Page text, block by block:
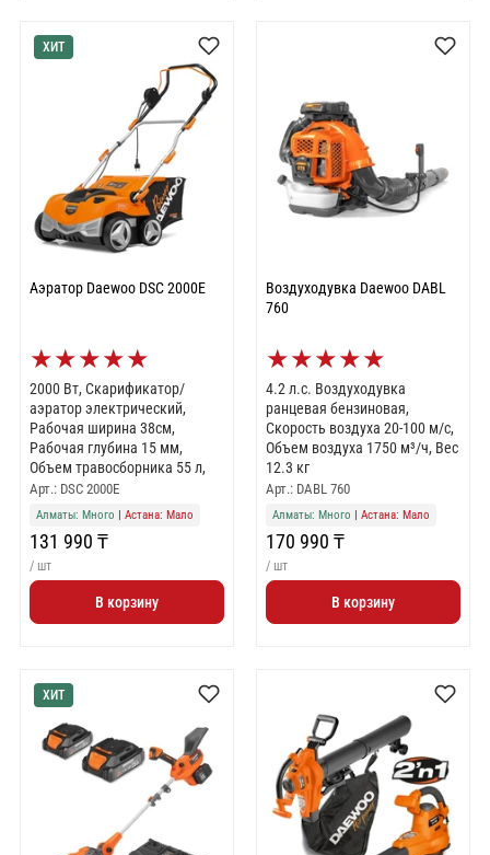
ХИТ
Аэратор Daewoo DSC 2000E
★★★★★
2000 Вт, Скарификатор/
аэратор электрический,
Рабочая ширина 38см,
Рабочая глубина 15 мм,
Объем травосборника 55 л,
Арт.: DSC 2000E
Алматы: Много Астана: Мало
131 990 ₸
/ шт
В корзину
Воздуходувка Daewoo DABL
760
★★★★★
4.2 л.с. Воздуходувка
ранцевая бензиновая,
Скорость воздуха 20-100 м/с,
Объем воздуха 1750 м³/ч, Вес
12.3 кг
Арт.: DABL 760
Алматы: Много Астана: Мало
170 990 ₸
/ шт
В корзину
ХИТ